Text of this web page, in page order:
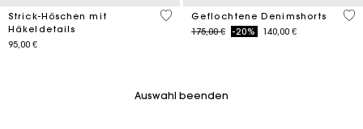
Strick-Höschen mit
Häkeldetails
95,00 €
4,2 out of 5 Customer Rating
Geflochtene Denimshorts
Price reduced from
175,00 €to-20% 140,00 €
4,9
Auswahl beenden